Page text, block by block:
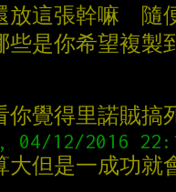
放這張幹嘛  隨
是你希望複製
覺得里諾賊搞
但是一成功就